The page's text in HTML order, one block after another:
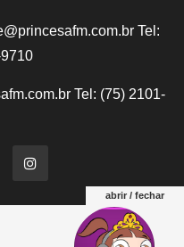
Tel:
Tel: (75) 2101-
Santo Antônio © Todos
abrir / fechar